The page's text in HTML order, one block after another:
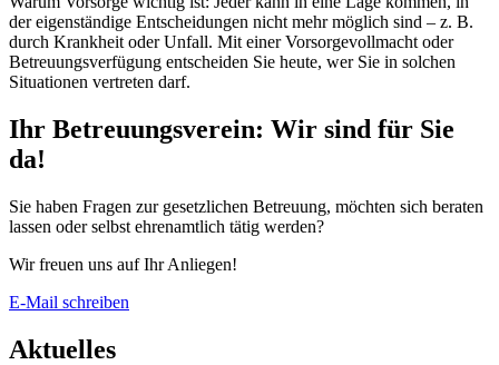
der eigenständige Entscheidungen nicht mehr möglich sind – z. B.
durch Krankheit oder Unfall. Mit einer Vorsorgevollmacht oder
Betreuungsverfügung entscheiden Sie heute, wer Sie in solchen
Situationen vertreten darf.
Ihr Betreuungsverein: Wir sind für Sie
da!
Sie haben Fragen zur gesetzlichen Betreuung, möchten sich beraten
lassen oder selbst ehrenamtlich tätig werden?
Wir freuen uns auf Ihr Anliegen!
E-Mail schreiben
Aktuelles